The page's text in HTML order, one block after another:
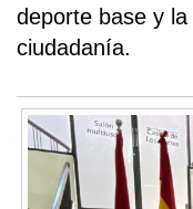
deporte base y
ciudadanía.